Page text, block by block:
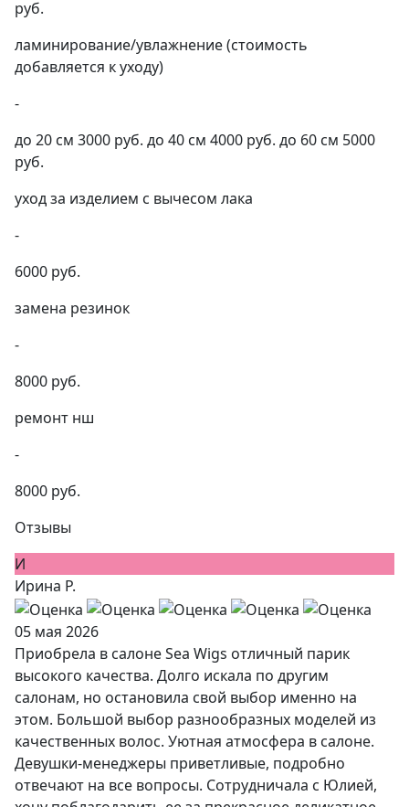
руб.
ламинирование/увлажнение (стоимость
добавляется к уходу)
-
до 20 см 3000 руб. до 40 см 4000 руб. до 60 см 5000
руб.
уход за изделием с вычесом лака
-
6000 руб.
замена резинок
-
8000 руб.
ремонт нш
-
8000 руб.
Отзывы
И
Ирина Р.
05 мая 2026
Приобрела в салоне Sea Wigs отличный парик
высокого качества. Долго искала по другим
салонам, но остановила свой выбор именно на
этом. Большой выбор разнообразных моделей из
качественных волос. Уютная атмосфера в салоне.
Девушки-менеджеры приветливые, подробно
отвечают на все вопросы. Сотрудничала с Юлией,